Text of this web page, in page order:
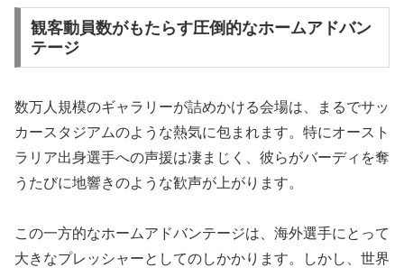
観客動員数がもたらす圧倒的なホームアドバン
テージ
数万人規模のギャラリーが詰めかける会場は、まるでサッ
カースタジアムのような熱気に包まれます。特にオースト
ラリア出身選手への声援は凄まじく、彼らがバーディを奪
うたびに地響きのような歓声が上がります。
この一方的なホームアドバンテージは、海外選手にとって
大きなプレッシャーとしてのしかかります。しかし、世界